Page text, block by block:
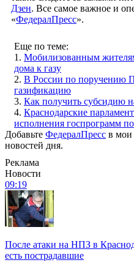
Дзен. Все самое важное и
«ФедералПресс».
Еще по теме:
1. Мобилизованным
дома к газу
2. В России по поручению
газификацию
3. Как получить субсидию
4. Краснодарские
исполнения госпрограмм
Добавьте ФедералПресс в мои
новостей дня.
Реклама
Новости
09:19
После атаки на НПЗ в
есть пострадавшие